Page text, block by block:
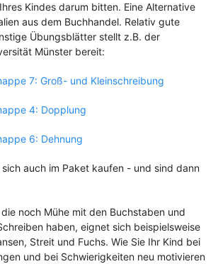
Kindes darum bitten. Eine Alternative
aus dem Buchhandel. Relativ gute
Übungsblätter stellt z.B. der
Münster bereit:
7: Groß- und Kleinschreibung
4: Dopplung
6: Dehnung
auch im Paket kaufen - und sind dann
noch Mühe mit den Buchstaben und
haben, eignet sich beispielsweise
Streit und Fuchs. Wie Sie Ihr Kind bei
und bei Schwierigkeiten neu motivieren